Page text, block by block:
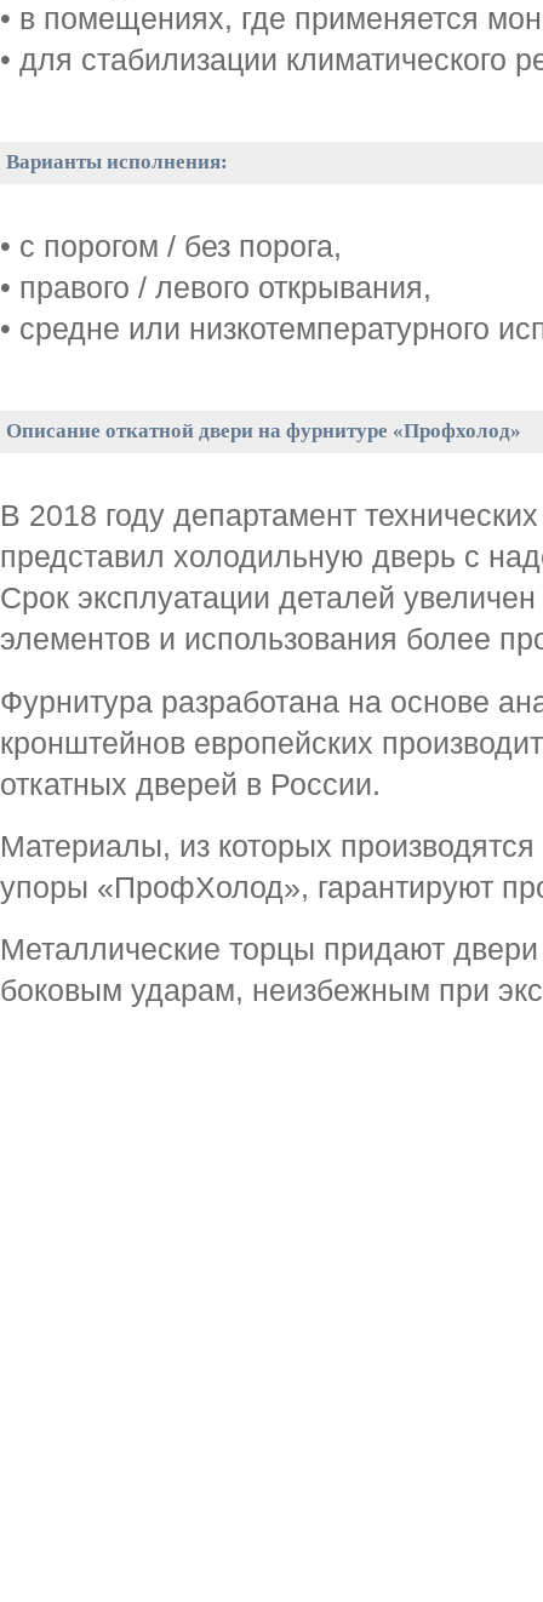
• в помещениях, где применяется
• для стабилизации климатического
Варианты исполнения:
• с порогом / без порога,
• правого / левого открывания,
• средне или низкотемпературного
Описание откатной двери на фурнитуре «Профхолод»
В 2018 году департамент
представил холодильную дверь с
Срок эксплуатации деталей
элементов и использования более
Фурнитура разработана на основе
кронштейнов европейских
откатных дверей в России.
Материалы, из которых
упоры «ПрофХолод», гарантируют
Металлические торцы придают
боковым ударам, неизбежным при